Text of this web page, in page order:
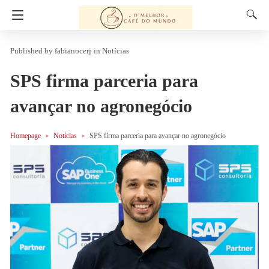
fabianocerj in Notícias
SPS firma parceria para
avançar no agronegócio
Homepage Notícias SPS firma parceria para avançar no agronegócio